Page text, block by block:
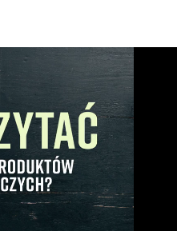
Pozostałe (34%)